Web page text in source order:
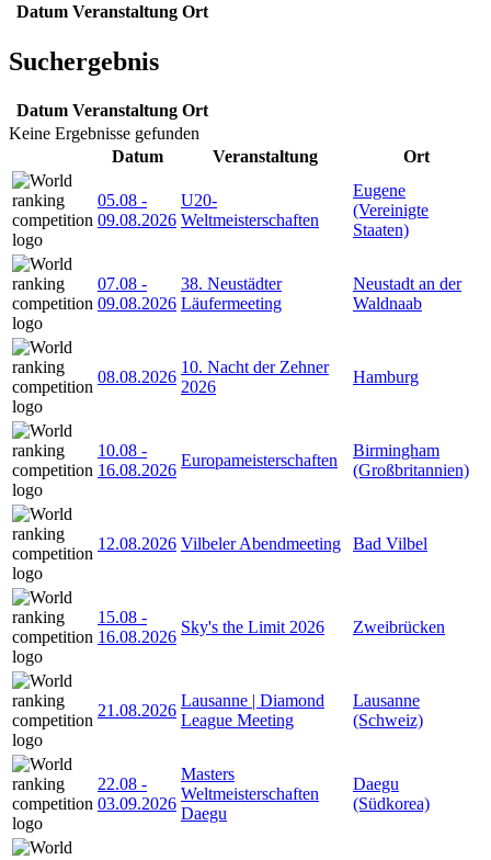
Datum Veranstaltung Ort
Suchergebnis
Datum Veranstaltung Ort
Keine Ergebnisse gefunden
Datum
Veranstaltung Ort
05.08 -
09.08.2026
U20-
Weltmeisterschaften
Eugene
(Vereinigte
Staaten)
07.08 -
09.08.2026
38. Neustädter
Läufermeeting
Neustadt an der
Waldnaab
08.08.2026
10. Nacht der Zehner
2026
Hamburg
10.08 -
16.08.2026
Europameisterschaften
Birmingham
(Großbritannien)
12.08.2026 Vilbeler Abendmeeting Bad Vilbel
15.08 -
16.08.2026
Sky's the Limit 2026 Zweibrücken
21.08.2026
Lausanne | Diamond
League Meeting
Lausanne
(Schweiz)
22.08 -
03.09.2026
Masters
Weltmeisterschaften
Daegu
Daegu
(Südkorea)